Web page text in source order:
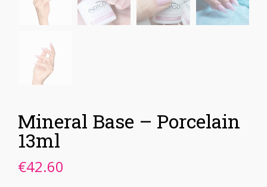
Mineral Base – Porcelain
13ml
€42.60